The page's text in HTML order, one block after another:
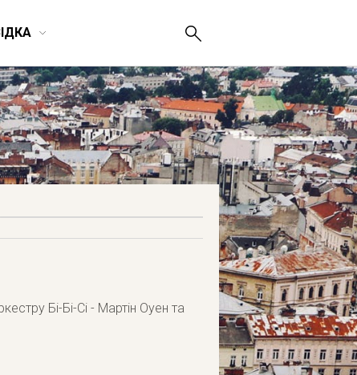
Бі-Бі-Сі - Мартін Оуен та